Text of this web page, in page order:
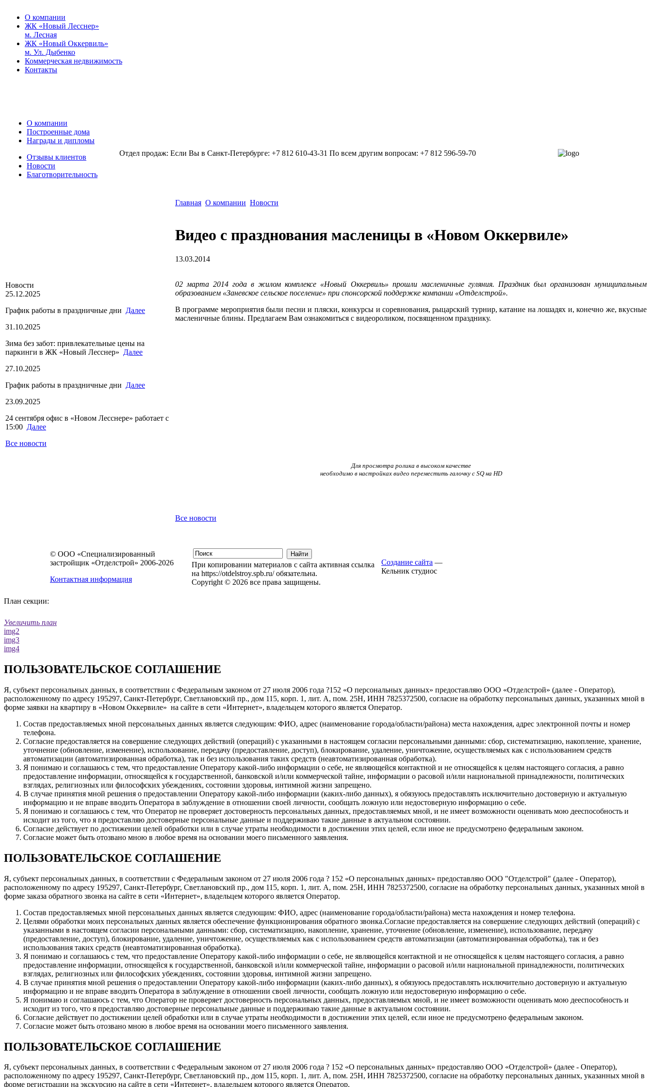
О компании
ЖК «Новый Лесснер»
м. Лесная
ЖК «Новый Оккервиль»
м. Ул. Дыбенко
Коммерческая недвижимость
Контакты
О компании
Построенные дома
Награды и дипломы
Отзывы клиентов
Новости
Благотворительность
Отдел продаж: Если Вы в Санкт-Петербурге: +7 812 610-43-31 По всем другим вопросам: +7 812 596-59-70
Новости
25.12.2025
График работы в праздничные дни Далее
31.10.2025
Зима без забот: привлекательные цены на
паркинги в ЖК «Новый Лесснер» Далее
27.10.2025
График работы в праздничные дни Далее
23.09.2025
24 сентября офис в «Новом Лесснере» работает с
15:00 Далее
Все новости
Главная О компании Новости
Видео с празднования масленицы в «Новом Оккервиле»
13.03.2014
02 марта 2014 года в жилом комплексе «Новый Оккервиль» прошли масленичные гуляния. Праздник был организован муниципальным
образованием «Заневское сельское поселение» при спонсорской поддержке компании «Отделстрой».
В программе мероприятия были песни и пляски, конкурсы и соревнования, рыцарский турнир, катание на лошадях и, конечно же, вкусные
масленичные блины. Предлагаем Вам ознакомиться с видеороликом, посвященном празднику.
Для просмотра ролика в высоком качестве
необходимо в настройках видео переместить галочку с SQ на HD
Все новости
© ООО «Специализированный
застройщик «Отделстрой» 2006-2026
Контактная информация
При копировании материалов с сайта активная ссылка
на https://otdelstroy.spb.ru/ обязательна.
Copyright © 2026 все права защищены.
Создание сайта —
Кельник студиос
План секции:
Увеличить план
img2
img3
img4
ПОЛЬЗОВАТЕЛЬСКОЕ СОГЛАШЕНИЕ
Я, субъект персональных данных, в соответствии с Федеральным законом от 27 июля 2006 года ?152 «О персональных данных» предоставляю ООО «Отделстрой» (далее - Оператор),
расположенному по адресу 195297, Санкт-Петербург, Светлановский пр., дом 115, корп. 1, лит. А, пом. 25Н, ИНН 7825372500, согласие на обработку персональных данных, указанных мной в
форме заявки на квартиру в «Новом Оккервиле» на сайте в сети «Интернет», владельцем которого является Оператор.
Состав предоставляемых мной персональных данных является следующим: ФИО, адрес (наименование города/области/района) места нахождения, адрес электронной почты и номер
телефона.
Согласие предоставляется на совершение следующих действий (операций) с указанными в настоящем согласии персональными данными: сбор, систематизацию, накопление, хранение,
уточнение (обновление, изменение), использование, передачу (предоставление, доступ), блокирование, удаление, уничтожение, осуществляемых как с использованием средств
автоматизации (автоматизированная обработка), так и без использования таких средств (неавтоматизированная обработка).
Я понимаю и соглашаюсь с тем, что предоставление Оператору какой-либо информации о себе, не являющейся контактной и не относящейся к целям настоящего согласия, а равно
предоставление информации, относящейся к государственной, банковской и/или коммерческой тайне, информации о расовой и/или национальной принадлежности, политических
взглядах, религиозных или философских убеждениях, состоянии здоровья, интимной жизни запрещено.
В случае принятия мной решения о предоставлении Оператору какой-либо информации (каких-либо данных), я обязуюсь предоставлять исключительно достоверную и актуальную
информацию и не вправе вводить Оператора в заблуждение в отношении своей личности, сообщать ложную или недостоверную информацию о себе.
Я понимаю и соглашаюсь с тем, что Оператор не проверяет достоверность персональных данных, предоставляемых мной, и не имеет возможности оценивать мою дееспособность и
исходит из того, что я предоставляю достоверные персональные данные и поддерживаю такие данные в актуальном состоянии.
Согласие действует по достижении целей обработки или в случае утраты необходимости в достижении этих целей, если иное не предусмотрено федеральным законом.
Согласие может быть отозвано мною в любое время на основании моего письменного заявления.
ПОЛЬЗОВАТЕЛЬСКОЕ СОГЛАШЕНИЕ
Я, субъект персональных данных, в соответствии с Федеральным законом от 27 июля 2006 года ? 152 «О персональных данных» предоставляю ООО "Отделстрой" (далее - Оператор),
расположенному по адресу 195297, Санкт-Петербург, Светлановский пр., дом 115, корп. 1, лит. А, пом. 25Н, ИНН 7825372500, согласие на обработку персональных данных, указанных мной в
форме заказа обратного звонка на сайте в сети «Интернет», владельцем которого является Оператор.
Состав предоставляемых мной персональных данных является следующим: ФИО, адрес (наименование города/области/района) места нахождения и номер телефона.
Целями обработки моих персональных данных является обеспечение функционирования обратного звонка.Согласие предоставляется на совершение следующих действий (операций) с
указанными в настоящем согласии персональными данными: сбор, систематизацию, накопление, хранение, уточнение (обновление, изменение), использование, передачу
(предоставление, доступ), блокирование, удаление, уничтожение, осуществляемых как с использованием средств автоматизации (автоматизированная обработка), так и без
использования таких средств (неавтоматизированная обработка).
Я понимаю и соглашаюсь с тем, что предоставление Оператору какой-либо информации о себе, не являющейся контактной и не относящейся к целям настоящего согласия, а равно
предоставление информации, относящейся к государственной, банковской и/или коммерческой тайне, информации о расовой и/или национальной принадлежности, политических
взглядах, религиозных или философских убеждениях, состоянии здоровья, интимной жизни запрещено.
В случае принятия мной решения о предоставлении Оператору какой-либо информации (каких-либо данных), я обязуюсь предоставлять исключительно достоверную и актуальную
информацию и не вправе вводить Оператора в заблуждение в отношении своей личности, сообщать ложную или недостоверную информацию о себе.
Я понимаю и соглашаюсь с тем, что Оператор не проверяет достоверность персональных данных, предоставляемых мной, и не имеет возможности оценивать мою дееспособность и
исходит из того, что я предоставляю достоверные персональные данные и поддерживаю такие данные в актуальном состоянии.
Согласие действует по достижении целей обработки или в случае утраты необходимости в достижении этих целей, если иное не предусмотрено федеральным законом.
Согласие может быть отозвано мною в любое время на основании моего письменного заявления.
ПОЛЬЗОВАТЕЛЬСКОЕ СОГЛАШЕНИЕ
Я, субъект персональных данных, в соответствии с Федеральным законом от 27 июля 2006 года ? 152 «О персональных данных» предоставляю ООО «Отделстрой» (далее - Оператор),
расположенному по адресу 195297, Санкт-Петербург, Светлановский пр., дом 115, корп. 1, лит. А, пом. 25Н, ИНН 7825372500, согласие на обработку персональных данных, указанных мной в
форме регистрации на экскурсию на сайте в сети «Интернет», владельцем которого является Оператор.